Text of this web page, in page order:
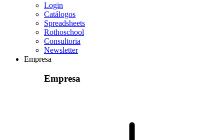
Login
Catálogos
Spreadsheets
Rothoschool
Consultoria
Newsletter
Empresa
Empresa